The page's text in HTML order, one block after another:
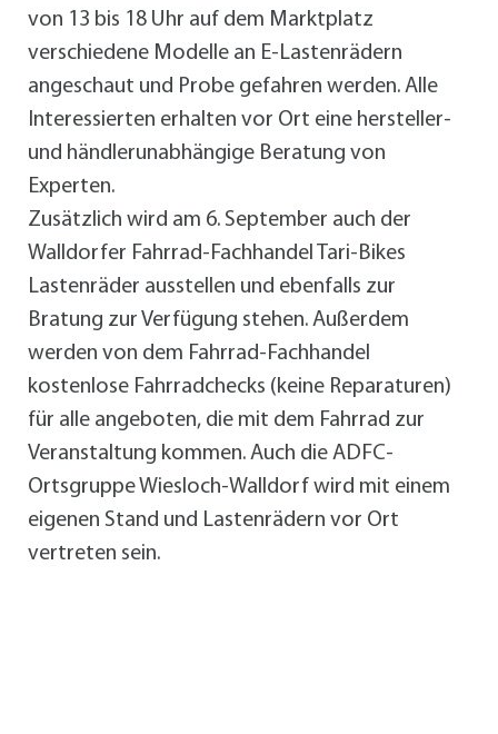
von 13 bis 18 Uhr auf dem Marktplatz
verschiedene Modelle an E-Lastenrädern
angeschaut und Probe gefahren werden. Alle
Interessierten erhalten vor Ort eine hersteller-
und händlerunabhängige Beratung von
Experten.
Zusätzlich wird am 6. September auch der
Walldorfer Fahrrad-Fachhandel Tari-Bikes
Lastenräder ausstellen und ebenfalls zur
Bratung zur Verfügung stehen. Außerdem
werden von dem Fahrrad-Fachhandel
kostenlose Fahrradchecks (keine Reparaturen)
für alle angeboten, die mit dem Fahrrad zur
Veranstaltung kommen. Auch die ADFC-
Ortsgruppe Wiesloch-Walldorf wird mit einem
eigenen Stand und Lastenrädern vor Ort
vertreten sein.